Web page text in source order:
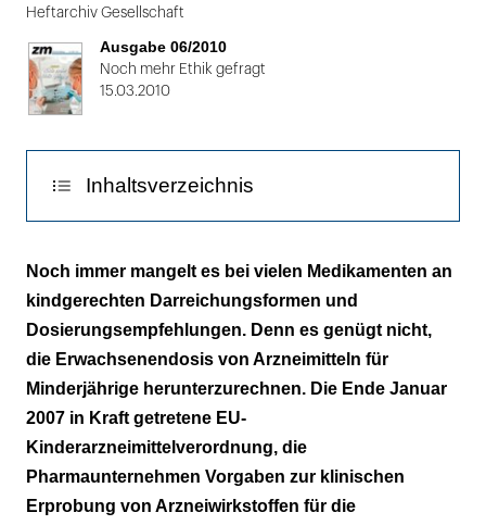
1
von
2
Heftarchiv Gesellschaft
Ausgabe 06/2010
Noch mehr Ethik gefragt
15.03.2010
Inhaltsverzeichnis
Verschreibung nur im off-label-use
Pädiatrische Studien gefordert
Kein Paradigmenwechsel in Sicht
Die Erwachsenen kommen zuerst
Experten nicht genügend berücksichtigt
Noch immer mangelt es bei vielen Medikamenten an
kindgerechten Darreichungsformen und
Dosierungsempfehlungen. Denn es genügt nicht,
die Erwachsenendosis von Arzneimitteln für
Minderjährige herunterzurechnen. Die Ende Januar
2007 in Kraft getretene EU-
Kinderarzneimittelverordnung, die
Pharmaunternehmen Vorgaben zur klinischen
Erprobung von Arzneiwirkstoffen für die